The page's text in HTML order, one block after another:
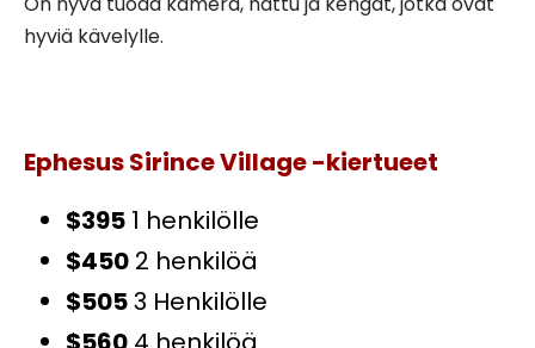
hyviä kävelylle.
Ephesus Sirince Village -kiertueet
$395 1 henkilölle
$450 2 henkilöä
$5053 Henkilölle